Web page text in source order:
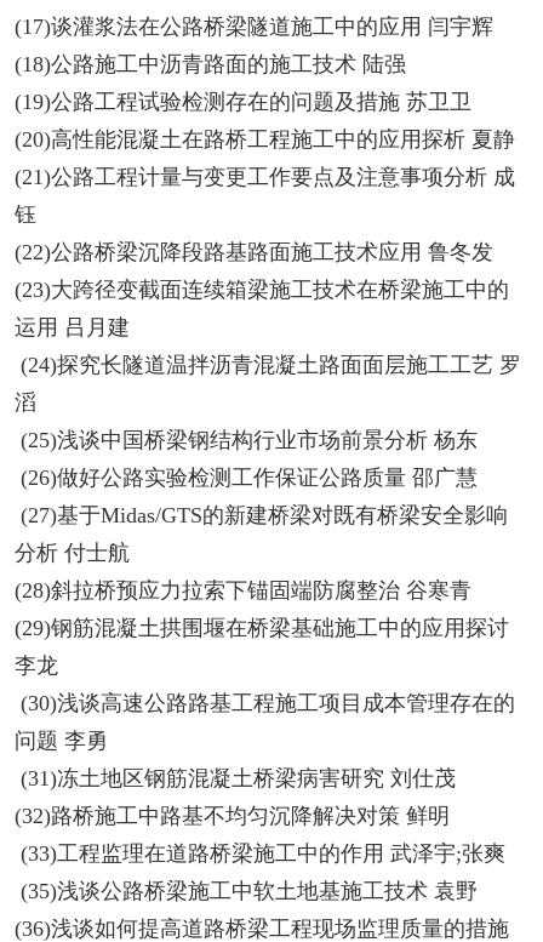
(17)谈灌浆法在公路桥梁隧道施工中的应用 闫宇辉
(18)公路施工中沥青路面的施工技术 陆强
(19)公路工程试验检测存在的问题及措施 苏卫卫
(20)高性能混凝土在路桥工程施工中的应用探析 夏静
(21)公路工程计量与变更工作要点及注意事项分析 成
钰
(22)公路桥梁沉降段路基路面施工技术应用 鲁冬发
(23)大跨径变截面连续箱梁施工技术在桥梁施工中的
运用 吕月建
(24)探究长隧道温拌沥青混凝土路面面层施工工艺 罗
滔
(25)浅谈中国桥梁钢结构行业市场前景分析 杨东
(26)做好公路实验检测工作保证公路质量 邵广慧
(27)基于Midas/GTS的新建桥梁对既有桥梁安全影响
分析 付士航
(28)斜拉桥预应力拉索下锚固端防腐整治 谷寒青
(29)钢筋混凝土拱围堰在桥梁基础施工中的应用探讨
李龙
(30)浅谈高速公路路基工程施工项目成本管理存在的
问题 李勇
(31)冻土地区钢筋混凝土桥梁病害研究 刘仕茂
(32)路桥施工中路基不均匀沉降解决对策 鲜明
(33)工程监理在道路桥梁施工中的作用 武泽宇;张爽
(35)浅谈公路桥梁施工中软土地基施工技术 袁野
(36)浅谈如何提高道路桥梁工程现场监理质量的措施